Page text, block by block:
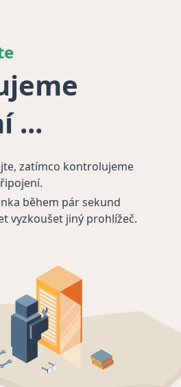
zatímco kontrolujeme
během pár sekund
vyzkoušet jiný prohlížeč.